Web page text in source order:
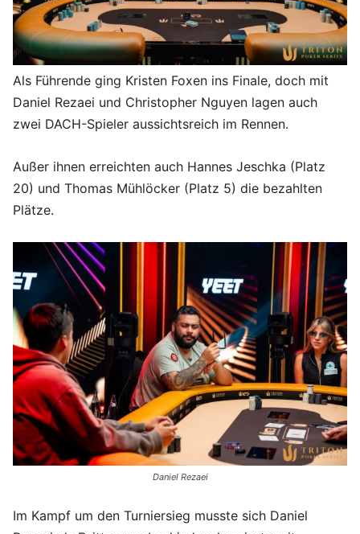
Als Führende ging Kristen Foxen ins Finale, doch mit
Daniel Rezaei und Christopher Nguyen lagen auch
zwei DACH-Spieler aussichtsreich im Rennen.
Außer ihnen erreichten auch Hannes Jeschka (Platz
20) und Thomas Mühlöcker (Platz 5) die bezahlten
Plätze.
Daniel Rezaei
Im Kampf um den Turniersieg musste sich Daniel